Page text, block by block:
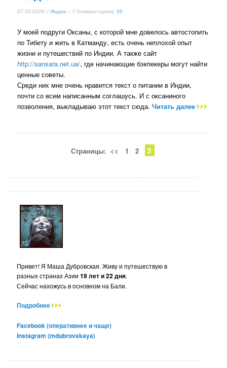
27.03.2009 //Индия » // Комментариев:20
У моей подруги Оксаны, с которой мне довелось автостопить
по Тибету и жить в Катманду, есть очень неплохой опыт
жизни и путешествий по Индии. А также сайт
http://sansara.net.ua/, где начинающие бэкпекеры могут найти
ценные советы.
Среди них мне очень нравится текст о питании в Индии,
почти со всем написанным соглашусь. И с оксаниного
позволения, выкладываю этот текст сюда.Читать далее
Страницы: << 1 2 3
Привет! Я Маша Дубровская. Живу и путешествую в
разных странах Азии19 лет и 22 дня.
Сейчас нахожусь в основном на Бали.
Подробнее
Facebook (оперативнее и чаще)
Instagram (mdubrovskaya)